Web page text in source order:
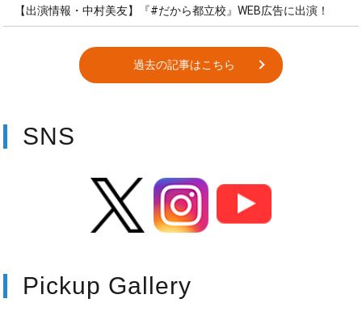
【出演情報・中村美友】『#だから都立校』WEB広告に出演！
過去の記事はこちら
SNS
Instagram
Pickup Gallery